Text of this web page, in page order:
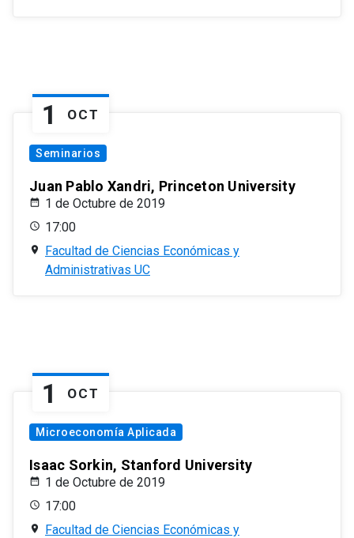
1 OCT
Seminarios
Juan Pablo Xandri, Princeton University
1 de Octubre de 2019
17:00
Facultad de Ciencias Económicas y
Administrativas UC
1 OCT
Microeconomía Aplicada
Isaac Sorkin, Stanford University
1 de Octubre de 2019
17:00
Facultad de Ciencias Económicas y